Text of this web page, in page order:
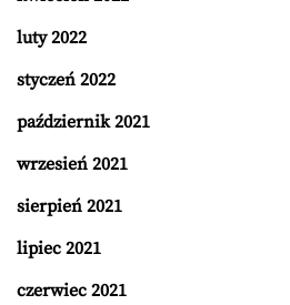
luty 2022
styczeń 2022
październik 2021
wrzesień 2021
sierpień 2021
lipiec 2021
czerwiec 2021